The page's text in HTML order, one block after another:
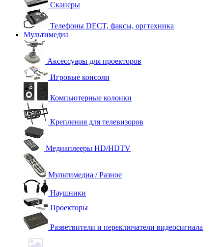
Сканеры
Телефоны DECT, факсы, оргтехника
Мультимедиа
Аксессуары для проекторов
Игровые консоли
Компьютерные колонки
Крепления для телевизоров
Медиаплееры HD/HDTV
Мультимедиа / Разное
Наушники
Проекторы
Разветвители и переключатели видеосигнала